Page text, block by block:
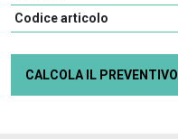
Codice articolo
CALCOLA IL PREVENTIVO